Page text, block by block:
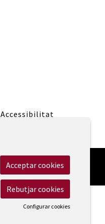
Accessibilitat
Acceptar cookies
Rebutjar cookies
Configurar cookies